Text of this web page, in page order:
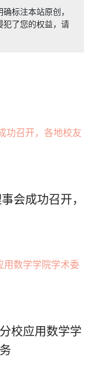
标注本站原创，
犯了您的权益，请
会成功召开，
校应用数学学